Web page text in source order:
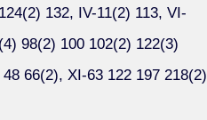
132, IV-11(2) 113, VI-
98(2) 100 102(2) 122(3)
66(2), XI-63 122 197 218(2)